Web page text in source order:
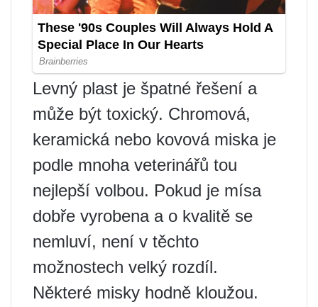
Levný plast je špatné řešení a
může být toxický. Chromová,
keramická nebo kovová miska je
podle mnoha veterinářů tou
nejlepší volbou. Pokud je mísa
dobře vyrobena a o kvalitě se
nemluví, není v těchto
možnostech velký rozdíl.
Některé misky hodně kloužou.